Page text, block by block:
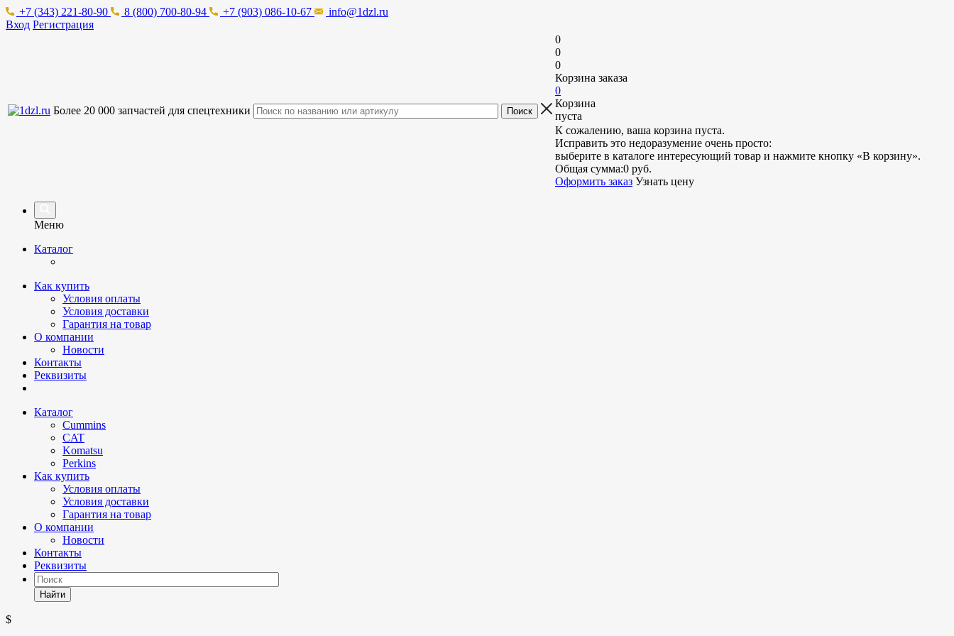
+7 (343) 221-80-90 8 (800) 700-80-94 +7 (903) 086-10-67
info@1dzl.ru
Вход Регистрация
Более 20 000 запчастей для спецтехники
0
0
0
Корзина заказа
0
Корзина
пуста
К сожалению, ваша корзина пуста.
Исправить это недоразумение очень просто:
выберите в каталоге интересующий товар и нажмите кнопку «В корзину».
Общая сумма:0 руб.
Оформить заказ Узнать цену
Меню
Каталог
Как купить
Условия оплаты
Условия доставки
Гарантия на товар
О компании
Новости
Контакты
Реквизиты
Каталог
Cummins
CAT
Komatsu
Perkins
Как купить
Условия оплаты
Условия доставки
Гарантия на товар
О компании
Новости
Контакты
Реквизиты
Найти
$